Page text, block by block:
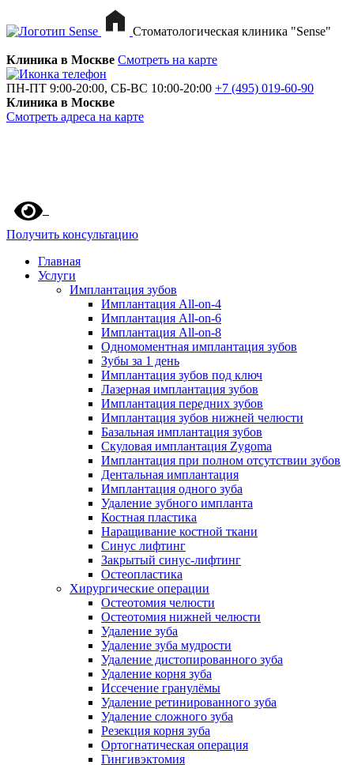
Стоматологическая клиника "Sense"
Клиника в Москве Смотреть на карте
ПН-ПТ 9:00-20:00, СБ-ВС 10:00-20:00 +7 (495) 019-60-90
Клиника в Москве
Смотреть адреса на карте
Получить консультацию
Главная
Услуги
Имплантация зубов
Имплантация All-on-4
Имплантация All-on-6
Имплантация All-on-8
Одномоментная имплантация зубов
Зубы за 1 день
Имплантация зубов под ключ
Лазерная имплантация зубов
Имплантация передних зубов
Имплантация зубов нижней челюсти
Базальная имплантация зубов
Скуловая имплантация Zygoma
Имплантация при полном отсутствии зубов
Дентальная имплантация
Имплантация одного зуба
Удаление зубного импланта
Костная пластика
Наращивание костной ткани
Синус лифтинг
Закрытый синус-лифтинг
Остеопластика
Хирургические операции
Остеотомия челюсти
Остеотомия нижней челюсти
Удаление зуба
Удаление зуба мудрости
Удаление дистопированного зуба
Удаление корня зуба
Иссечение гранулёмы
Удаление ретинированного зуба
Удаление сложного зуба
Резекция корня зуба
Ортогнатическая операция
Гингивэктомия